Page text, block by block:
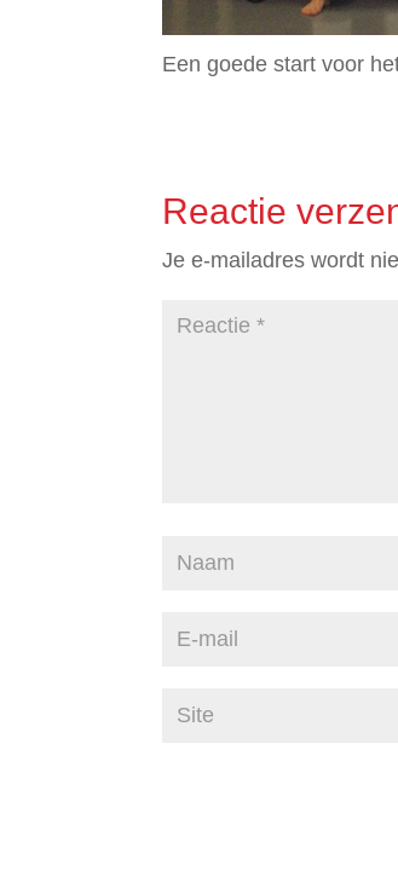
Een goede start voor
Reactie
Je e-mailadres wordt